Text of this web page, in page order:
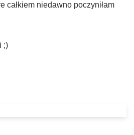
całkiem niedawno poczyniłam
;)